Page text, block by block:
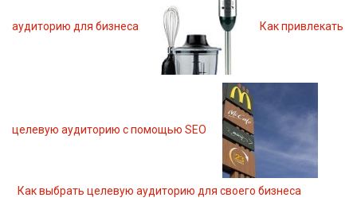
аудиторию для бизнеса Как привлекать
целевую аудиторию с помощью SEO
Как выбрать целевую аудиторию для своего бизнеса